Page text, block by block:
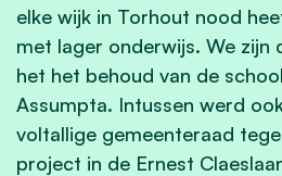
elke wijk in Torhout nood
met lager onderwijs. We zijn
het het behoud van de
Assumpta. Intussen werd
voltallige gemeenteraad
project in de Ernest